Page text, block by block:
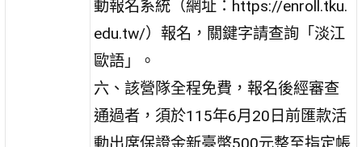
動報名系統（網址：https://enroll.tku.
edu.tw/）報名，關鍵字請查詢「淡江
歐語」。
六、該營隊全程免費，報名後經審查
通過者，須於115年6月20日前匯款活